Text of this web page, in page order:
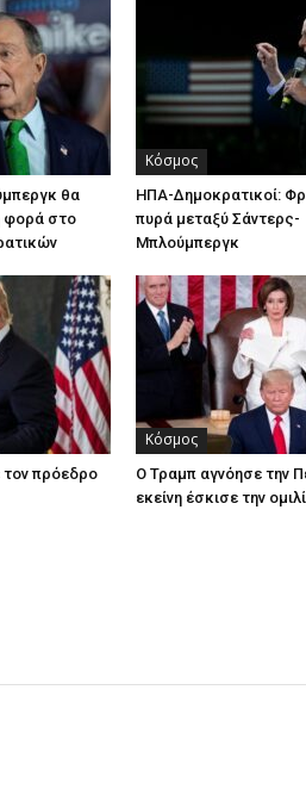
θα
φορά στο
Κόσμος
ΗΠΑ-Δημοκρατικοί:
πυρά μεταξύ Σάντερς-
Μπλούμπεργκ
πρόεδρο
Κόσμος
Ο Τραμπ αγνόησε την
εκείνη έσκισε την